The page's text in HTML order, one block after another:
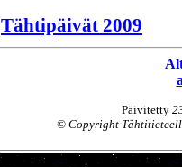
Tähtipäivät 2009
Päivitetty
© Copyright